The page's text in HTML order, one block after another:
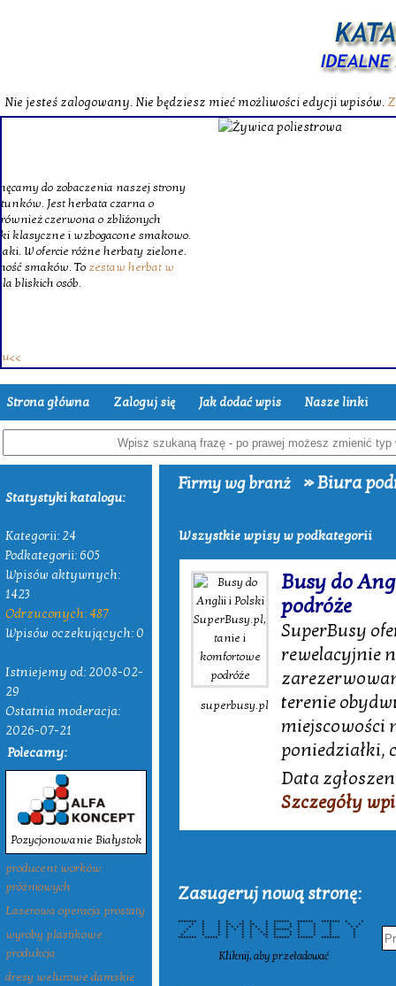
Nie jesteś zalogowany. Nie będziesz mieć możliwości edycji wpisów.
Strona główna Zaloguj się Jak dodać wpis Nasze linki
Statystyki katalogu:
Kategorii: 24
Podkategorii: 605
Wpisów aktywnych:
1423
Odrzuconych: 487
Wpisów oczekujących: 0
Istniejemy od: 2008-02-
29
Ostatnia moderacja:
2026-07-21
Polecamy:
Pozycjonowanie Białystok
producent worków
próżniowych
Laserowa operacja prostaty
wyroby plastikowe
produkcja
dresy welurowe damskie
Firmy wg branż » Biura
Wszystkie wpisy w podkategorii
superbusy.pl
Busy do
podróże
SuperBusy
rewelacyjnie
terenie
miejscowości
poniedziałki,
Data
Szczegóły
Zasugeruj nową stronę:
******* * * * * * * ****** ****** ******* * *
* * * ** ** ** * * * * * * * *
* * * * * * * * * * * * * * * * *
* * * * * * * * * ****** * * * *
* * * * * * * * * * * * * *
* * * * * * ** * * * * * *
******* ***** * * * * ****** ****** ******* *
Kliknij, aby przeładować